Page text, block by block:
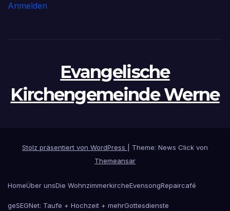
Anmelden
Evangelische
Kirchengemeinde Werne
Stolz präsentiert von WordPress
Theme: News Click von
Themeansar
HomeÜber unsDie WohnzimmerkircheEvensongRepaircafé
geSEGNet: Taufe + Hochzeit + mehrGottesdienste